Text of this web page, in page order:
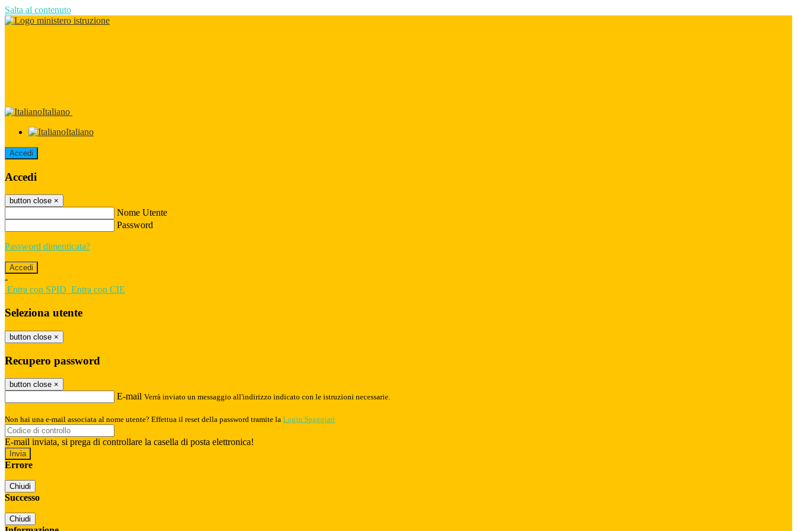
Salta al contenuto
Italiano
Italiano
Accedi
Accedi
button close ×
Nome Utente
Password
Password dimenticata?
-
Entra con SPID Entra con CIE
Seleziona utente
button close ×
Recupero password
button close ×
E-mail Verrà inviato un messaggio all'indirizzo indicato con le istruzioni necessarie.
Non hai una e-mail associata al nome utente? Effettua il reset della password tramite la Login Spaggiari
E-mail inviata, si prega di controllare la casella di posta elettronica!
Errore
Chiudi
Successo
Chiudi